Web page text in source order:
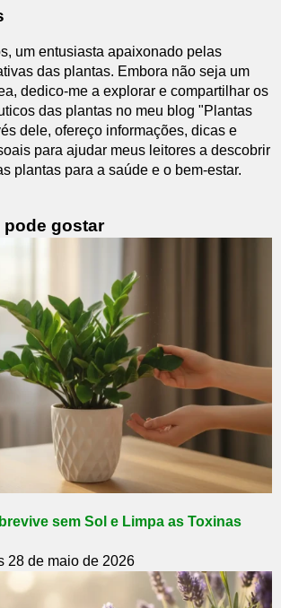
um entusiasta apaixonado pelas
das plantas. Embora não seja um
dedico-me a explorar e compartilhar os
das plantas no meu blog "Plantas
dele, ofereço informações, dicas e
para ajudar meus leitores a descobrir
plantas para a saúde e o bem-estar.
pode gostar
sem Sol e Limpa as Toxinas
28 de maio de 2026